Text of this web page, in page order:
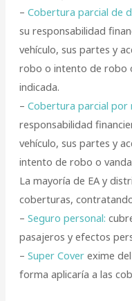
– Cobertura parcial de
su responsabilidad
vehículo, sus partes y
robo o intento de robo
indicada.
– Cobertura parcial por
responsabilidad
vehículo, sus partes y
intento de robo o
La mayoría de EA y
coberturas,
– Seguro personal:
pasajeros y efectos
– Super Coverexime
forma aplicaría a las